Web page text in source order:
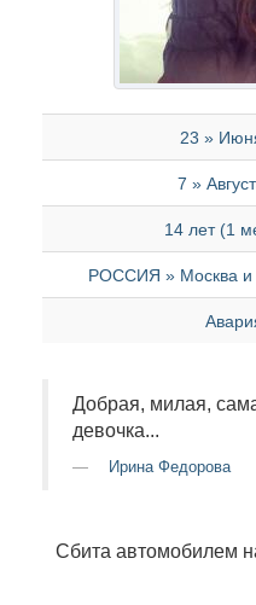
23 »
7 »
14 лет (1
РОССИЯ » Москва и
Добрая, милая,
девочка...
Ирина Федорова
Сбита автомобилем